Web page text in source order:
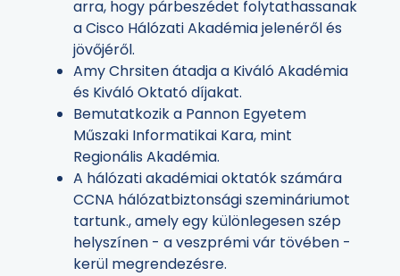
arra, hogy párbeszédet folytathassanak
a Cisco Hálózati Akadémia jelenéről és
jövőjéről.
Amy Chrsiten átadja a Kiváló Akadémia
és Kiváló Oktató díjakat.
Bemutatkozik a Pannon Egyetem
Műszaki Informatikai Kara, mint
Regionális Akadémia.
A hálózati akadémiai oktatók számára
CCNA hálózatbiztonsági szemináriumot
tartunk., amely egy különlegesen szép
helyszínen - a veszprémi vár tövében -
kerül megrendezésre.